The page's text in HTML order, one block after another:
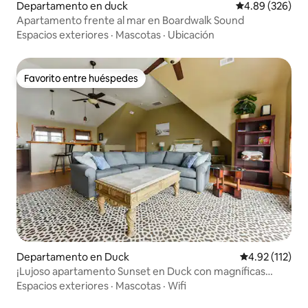
Departamento en duck Calificación
4.89 (326)
Apartamento frente al mar en Boardwalk Sound
Espacios exteriores · Mascotas · Ubicación
Favorito entre huéspedes
Favorito entre huéspedes
Departamento en Duck Calificación
4.92 (112)
¡Lujoso apartamento Sunset en Duck con magníficas
vistas!
Espacios exteriores · Mascotas · Wifi